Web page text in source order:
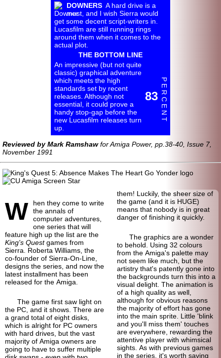
DOWNERS A hard drive is a
must, and I wish Sierra would
get some decent script-writers in.
Lucasfilm are still running rings
around them when it comes to the
actual plot.
THE BOTTOM LINE
An impressive (but not quite
classic) graphical adventure
which meets the high
standards set by recent
releases. Although not
essential, it could prove a
handy stop-gap before the
new Lucasfilm releases turn
up.
83 P E R C E N T
Reviewed by Mark Ramshawfor Amiga Power, pp.38-40, Issue 7,
November 1991
W
hen they come to write
the annals of
computer adventures,
one series that will
feature high up the list are the
King's Questgames from
Sierra. Roberta Williams, the
co-founder of Sierra-On-Line,
designs the series, and now the
latest installment has been
released for the Amiga.
The game first saw light on
the PC, and it shows. There are
a grand total of eight disks,
which is alright for PC owners
with hard drives, but the vast
majority of Amiga owners are
going to have to suffer multiple
them! Luckily, the sheer size of
the game (and it is HUGE)
means that nobody is in great
danger of finishing it quickly.
The graphics are a wonder
to behold. Using 32 colours
from the Amiga's palette may
not seem like much, but the
artistry that's patently gone into
the backgrounds turn this into a
visual delight. The animation is
of a high quality as well,
although for obvious reasons
the majority of effort has gone
into the main sprite. Little 'blink
and you'll miss them' touches
are everywhere, rewarding the
attentive player with whimsical
sights. As with previous games
in the series, it's worth saving